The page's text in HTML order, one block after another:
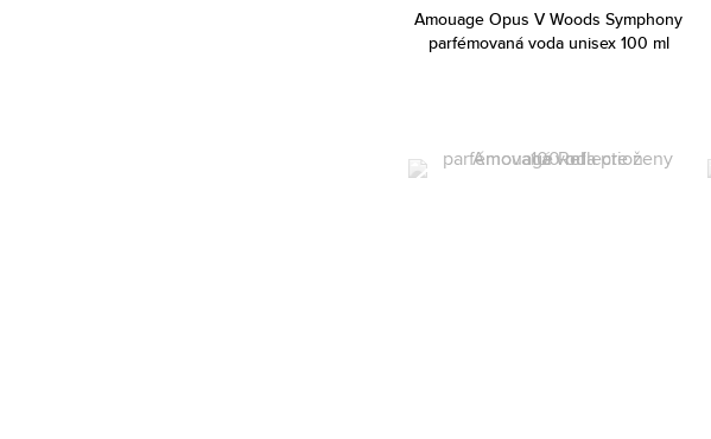
Amouage Opus V Woods Symphony
parfémovaná voda unisex 100 ml